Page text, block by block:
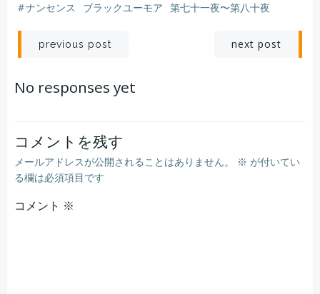
私は何度も頷き返す。
人工授精前の卵子
の
ゲ
ノ
ム
を編集
し
、人工授精
し
て母体
に着床
さ
せ
る
。
こ
れで
、産
ま
れ
て
く
る子供
の耳
は鋭
く天
を指
す美
し
い
エ
ル
フ耳に
な
る
。
次の世代
、
そ
の子
が父
と
な
り母
と
な
る場合
に
は
、
も
う人工授精
は不要で
あ
る
。私
の見
つ
け
た
エ
ル
フ耳
の形質
は優性遺伝
な
の
で、次々
に
エ
ル
フ耳
の子供
が生
ま
れ
る
だ
ろ
う
。
この研究室に集った同士達の夢が叶う日が、遂に来たのだ。
そんな夢を見た。
#ナンセンス ブラックユーモア 第七十一夜〜第八十夜
投
稿
ビ
ゲ
ー
previous post
ビ
next post
No responses yet
コメントを残す
メールアドレスが公開されることはありません。 ※ が付いてい
る欄は必須項目です
コメント ※